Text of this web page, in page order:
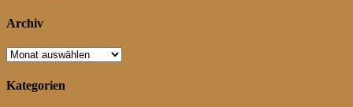
Archiv
Archiv
Kategorien